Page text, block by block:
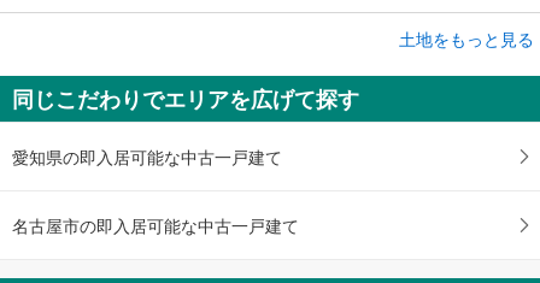
名古屋市中川区広田町3丁目
2,910万円
未定
建物面積 -
土地をもっと見る
同じこだわりでエリアを広げて探す
愛知県の即入居可能な中古一戸建て
名古屋市の即入居可能な中古一戸建て